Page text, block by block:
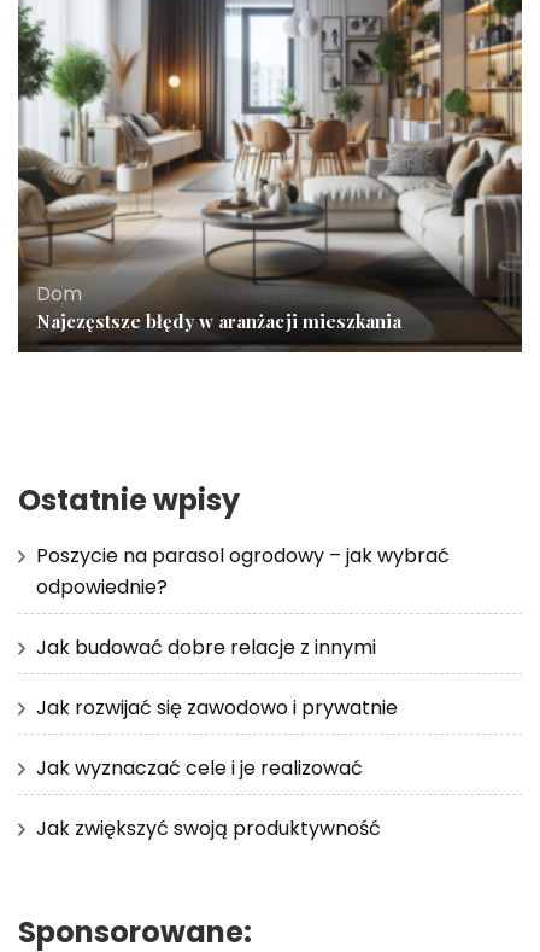
Dom
Najczęstsze błędy w aranżacji mieszkania
Ostatnie wpisy
Poszycie na parasol ogrodowy – jak wybrać
odpowiednie?
Jak budować dobre relacje z innymi
Jak rozwijać się zawodowo i prywatnie
Jak wyznaczać cele i je realizować
Jak zwiększyć swoją produktywność
Sponsorowane: